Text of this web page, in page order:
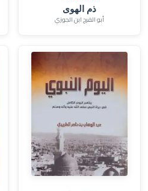
أبو الفرج ابن الجوزي